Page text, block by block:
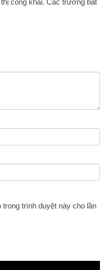
công khai. Các trường bắt
trình duyệt này cho lần